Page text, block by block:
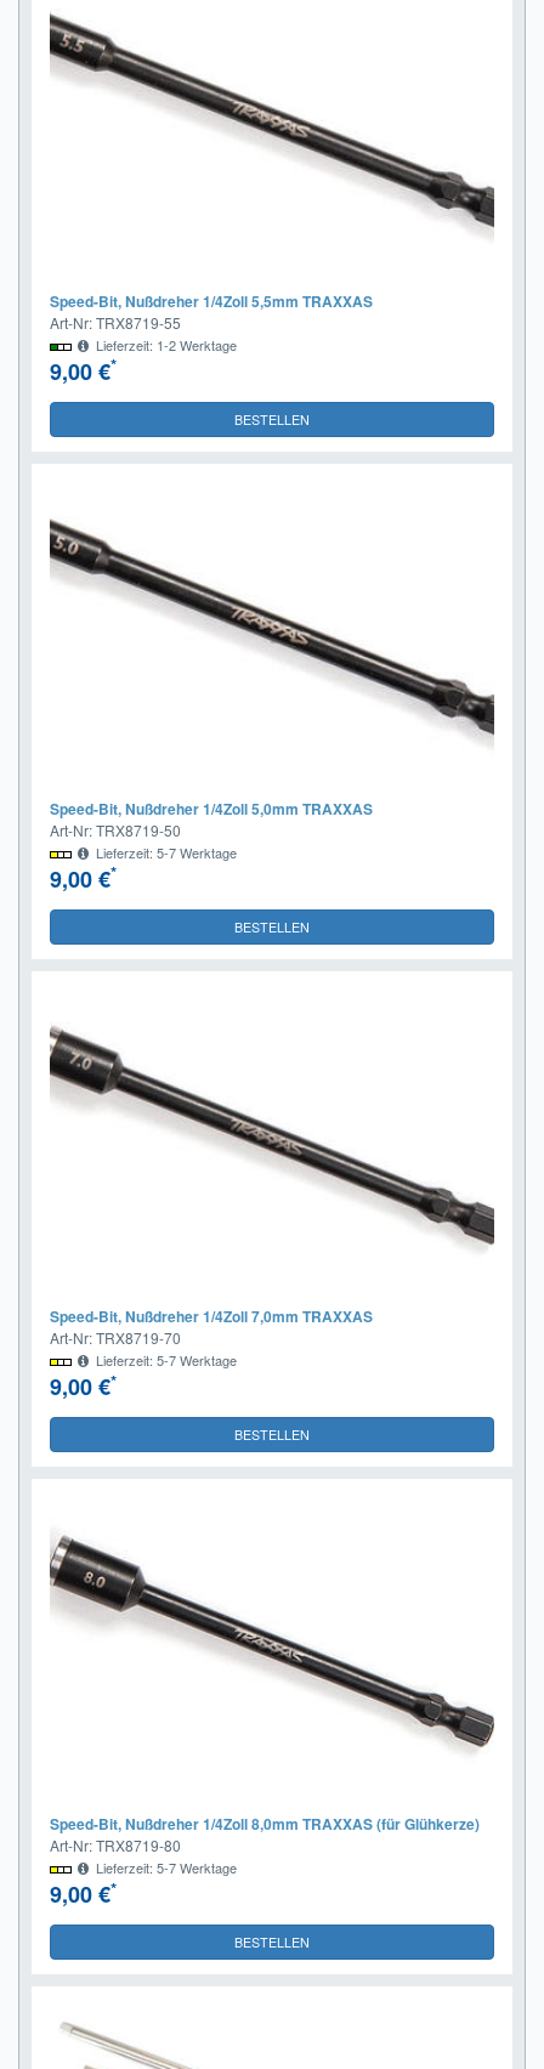
Speed-Bit, Nußdreher 1/4Zoll 5,5mm TRAXXAS
Art-Nr: TRX8719-55
Lieferzeit: 1-2 Werktage
9,00 €*
BESTELLEN
Speed-Bit, Nußdreher 1/4Zoll 5,0mm TRAXXAS
Art-Nr: TRX8719-50
Lieferzeit: 5-7 Werktage
9,00 €*
BESTELLEN
Speed-Bit, Nußdreher 1/4Zoll 7,0mm TRAXXAS
Art-Nr: TRX8719-70
Lieferzeit: 5-7 Werktage
9,00 €*
BESTELLEN
Speed-Bit, Nußdreher 1/4Zoll 8,0mm TRAXXAS (für Glühkerze)
Art-Nr: TRX8719-80
Lieferzeit: 5-7 Werktage
9,00 €*
BESTELLEN